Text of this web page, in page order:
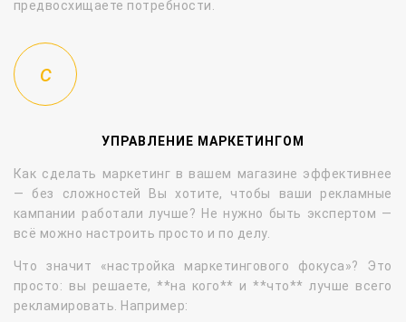
предвосхищаете потребности.
УПРАВЛЕНИЕ МАРКЕТИНГОМ
Как сделать маркетинг в вашем магазине эффективнее
— без сложностей Вы хотите, чтобы ваши рекламные
кампании работали лучше? Не нужно быть экспертом —
всё можно настроить просто и по делу.
Что значит «настройка маркетингового фокуса»? Это
просто: вы решаете, **на кого** и **что** лучше всего
рекламировать. Например: